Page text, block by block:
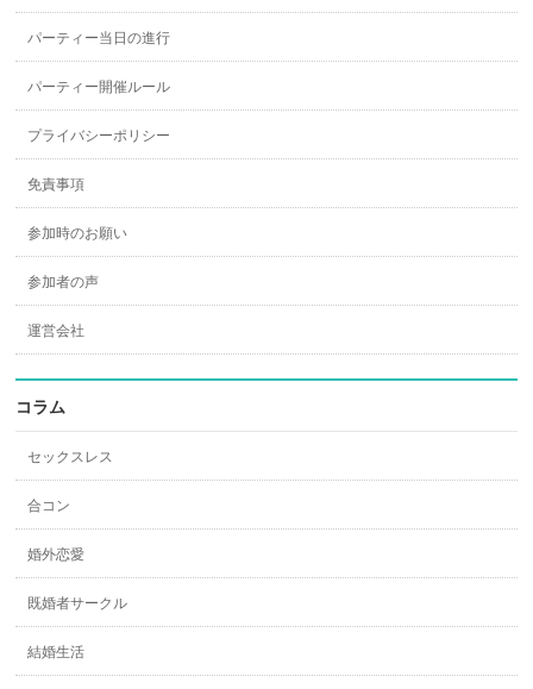
パーティー当日の進行
パーティー開催ルール
プライバシーポリシー
免責事項
参加時のお願い
参加者の声
運営会社
コラム
セックスレス
合コン
婚外恋愛
既婚者サークル
結婚生活